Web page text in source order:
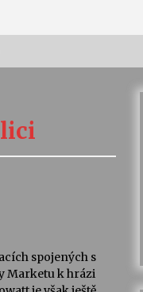
spojených s
Marketu k hrázi